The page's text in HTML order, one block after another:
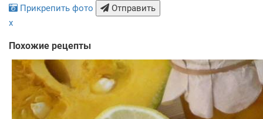
Прикрепить фото
Отправить
x
Похожие рецепты